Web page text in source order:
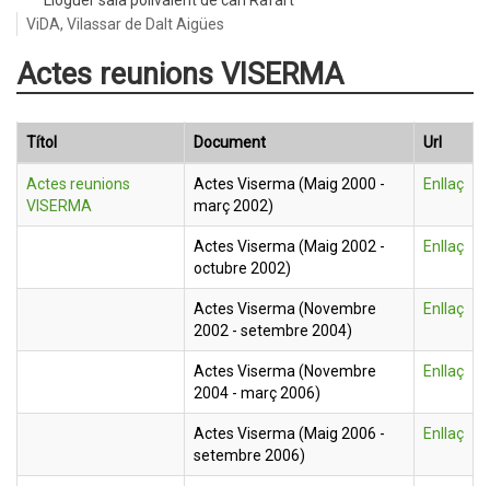
ViDA, Vilassar de Dalt Aigües
Actes reunions VISERMA
Títol Document Url
Actes reunions
VISERMA
Actes Viserma (Maig 2000 -
març 2002)
Enllaç
Actes Viserma (Maig 2002 -
octubre 2002)
Enllaç
Actes Viserma (Novembre
2002 - setembre 2004)
Enllaç
Actes Viserma (Novembre
2004 - març 2006)
Enllaç
Actes Viserma (Maig 2006 -
setembre 2006)
Enllaç